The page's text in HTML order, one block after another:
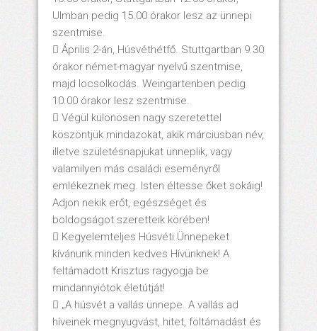
Ulmban pedig 15.00 órakor lesz az ünnepi
szentmise.
 Április 2-án, Húsvéthétfő. Stuttgartban 9.30
órakor német-magyar nyelvű szentmise,
majd locsolkodás. Weingartenben pedig
10.00 órakor lesz szentmise.
 Végül különösen nagy szeretettel
köszöntjük mindazokat, akik márciusban név,
illetve születésnapjukat ünneplik, vagy
valamilyen más családi eseményről
emlékeznek meg. Isten éltesse őket sokáig!
Adjon nekik erőt, egészséget és
boldogságot szeretteik körében!
 Kegyelemteljes Húsvéti Ünnepeket
kívánunk minden kedves Hívünknek! A
feltámadott Krisztus ragyogja be
mindannyiótok életútját!
 „A húsvét a vallás ünnepe. A vallás ad
híveinek megnyugvást, hitet, föltámadást és